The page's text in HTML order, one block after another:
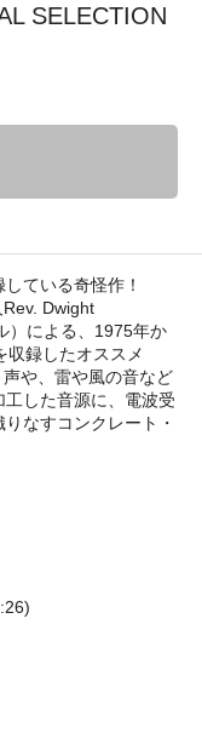
SELECTION
ている奇怪作！
Rev. Dwight
）による、1975年か
収録したオススメ
や、雷や風の音など
した音源に、電波受
なすコンクレート・